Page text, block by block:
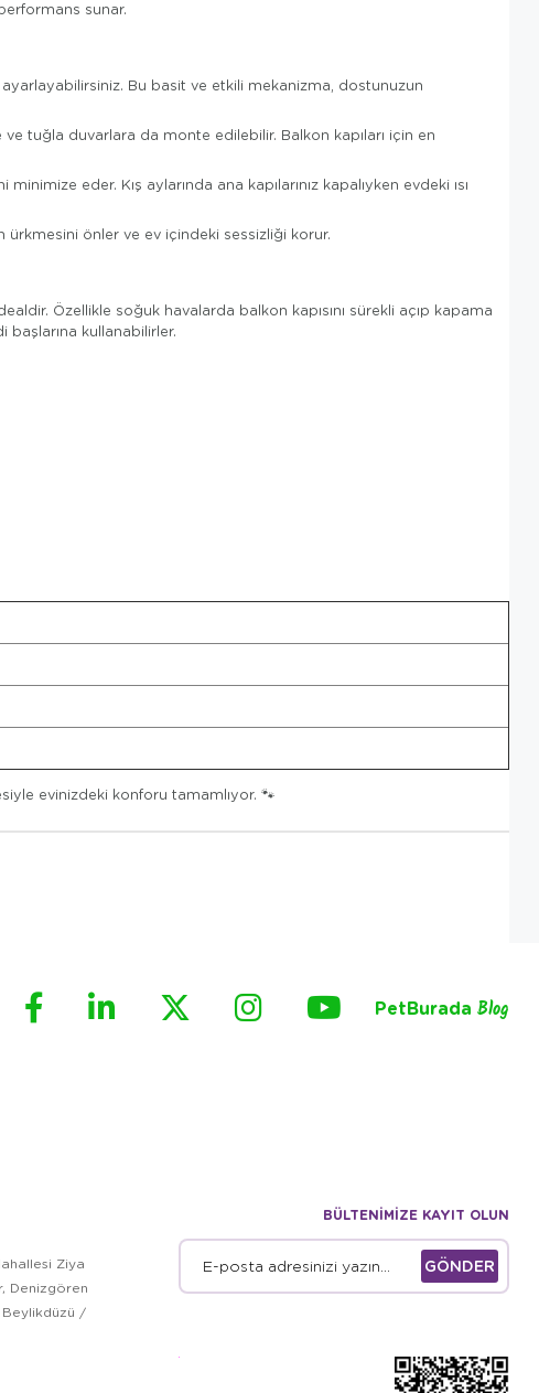
sunar.
ayarlayabilirsiniz. Bu basit ve etkili mekanizma, dostunuzun
ve tuğla duvarlara da monte edilebilir. Balkon kapıları için en
eder. Kış aylarında ana kapılarınız kapalıyken evdeki ısı
ürkmesini önler ve ev içindeki sessizliği korur.
Özellikle soğuk havalarda balkon kapısını sürekli açıp kapama
başlarına kullanabilirler.
evinizdeki konforu tamamlıyor. 🐾
PetBurada Blog
Ziya
Denizgören
Beylikdüzü /
BÜLTENİMİZE KAYIT OLUN
GÖNDER